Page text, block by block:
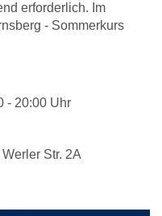
erforderlich. Im
- Sommerkurs
- 20:00 Uhr
Str. 2A